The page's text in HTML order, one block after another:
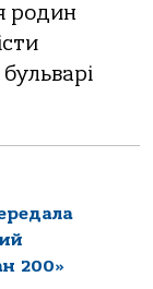
родин
200»